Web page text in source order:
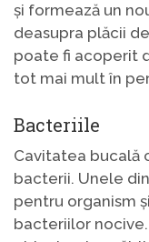
și formează un
deasupra plăcii
poate fi acoperit
tot mai mult în
Bacteriile
Cavitatea bucală
bacterii. Unele
pentru organism
bacteriilor